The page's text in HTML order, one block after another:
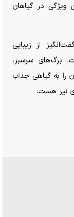
ویژگی در گیاهان
از زیبایی
برگ‌های سرسبز،
را به گیاهی جذاب
نیز هست.